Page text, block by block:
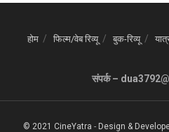
होम फिल्म/वेब रिव्यू बुक-रिव्यू
संपर्क –
© 2021 CineYatra - Design &